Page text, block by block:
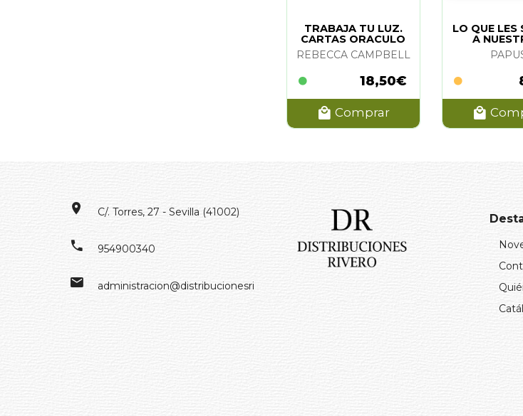
TRABAJA TU LUZ.
CARTAS ORACULO
REBECCA CAMPBELL
18,50€
Comprar
LO QUE LES
A
C/. Torres, 27 - Sevilla (41002)
954900340
administracion@distribucionesrivero.es